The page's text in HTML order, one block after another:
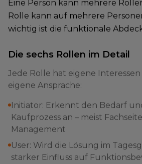
Eine Person kann mehrere
Rolle kann auf mehrere
wichtig ist die funktionale
Die sechs Rollen im Detail
Jede Rolle hat eigene
eigene Ansprache:
Initiator: Erkennt den Bedarf
Kaufprozess an – meist
Management
User: Wird die Lösung im
starker Einfluss auf